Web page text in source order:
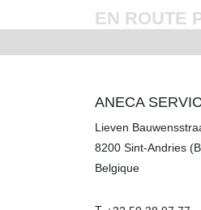
EN ROUTE
ANECA
Lieven
8200 Sint-Andries
Belgique